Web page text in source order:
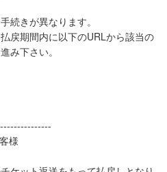
続きが異なります。
戻期間内に以下のURLから該当の
み下さい。
様